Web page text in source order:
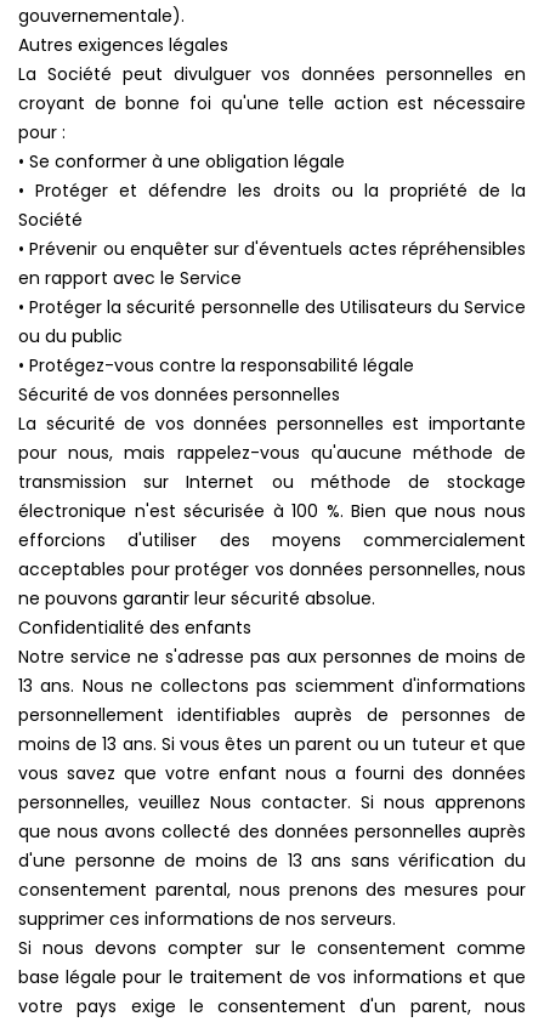
gouvernementale).
Autres exigences légales
La Société peut divulguer vos données personnelles en
croyant de bonne foi qu'une telle action est nécessaire
pour :
• Se conformer à une obligation légale
• Protéger et défendre les droits ou la propriété de la
Société
• Prévenir ou enquêter sur d'éventuels actes répréhensibles
en rapport avec le Service
• Protéger la sécurité personnelle des Utilisateurs du Service
ou du public
• Protégez-vous contre la responsabilité légale
Sécurité de vos données personnelles
La sécurité de vos données personnelles est importante
pour nous, mais rappelez-vous qu'aucune méthode de
transmission sur Internet ou méthode de stockage
électronique n'est sécurisée à 100 %. Bien que nous nous
efforcions d'utiliser des moyens commercialement
acceptables pour protéger vos données personnelles, nous
ne pouvons garantir leur sécurité absolue.
Confidentialité des enfants
Notre service ne s'adresse pas aux personnes de moins de
13 ans. Nous ne collectons pas sciemment d'informations
personnellement identifiables auprès de personnes de
moins de 13 ans. Si vous êtes un parent ou un tuteur et que
vous savez que votre enfant nous a fourni des données
personnelles, veuillez Nous contacter. Si nous apprenons
que nous avons collecté des données personnelles auprès
d'une personne de moins de 13 ans sans vérification du
consentement parental, nous prenons des mesures pour
supprimer ces informations de nos serveurs.
Si nous devons compter sur le consentement comme
base légale pour le traitement de vos informations et que
votre pays exige le consentement d'un parent, nous